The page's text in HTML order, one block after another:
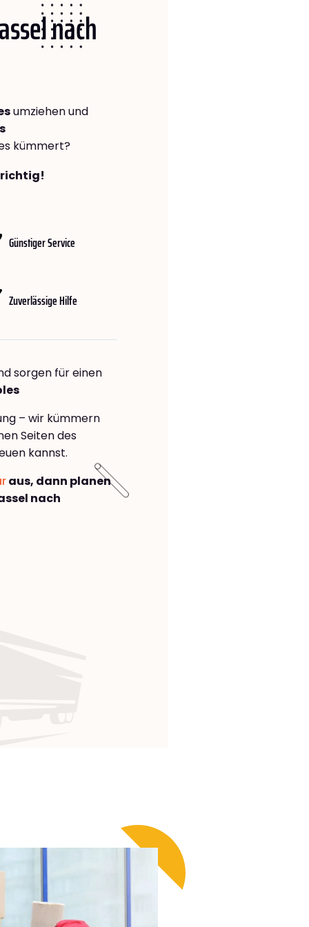
nach
umziehen und
kümmert?
richtig!
Günstiger Service
Zuverlässige Hilfe
sorgen für einen
– wir kümmern
Seiten des
kannst.
aus, dann planen
nach